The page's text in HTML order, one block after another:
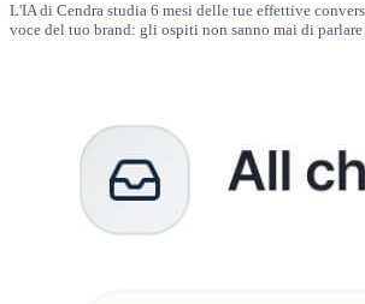
L'IA di Cendra studia 6 mesi delle tue effettive
voce del tuo brand: gli ospiti non sanno mai di